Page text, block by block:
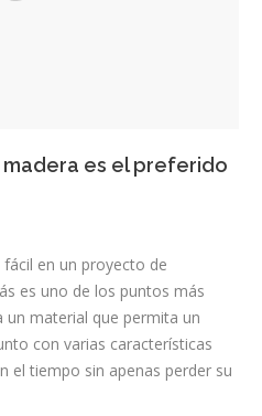
es el preferido
en un proyecto de
es uno de los puntos más
un material que permita un
con varias características
el tiempo sin apenas perder su